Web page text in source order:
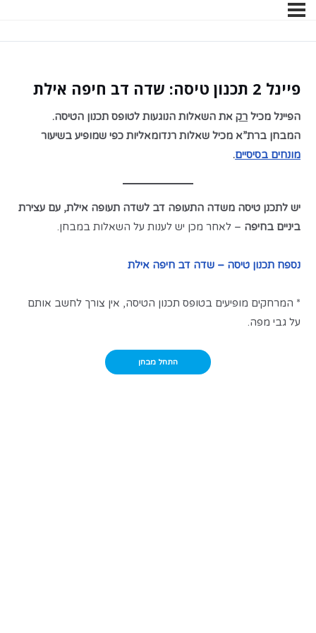
פיינל 2 תכנון טיסה: שדה דב חיפה אילת
הפיינל מכיל רקאת השאלות הנוגעות לטופס תכנון הטיסה.
המבחן ברת”א מכיל שאלות רנדומאליות כפי שמופיע בשיעור
מונחים בסיסיים.
יש לתכנן טיסה משדה התעופה דב לשדה תעופה אילת, עם עצירת
ביניים בחיפה – לאחר מכן יש לענות על השאלות במבחן.
נספח תכנון טיסה – שדה דב חיפה אילת
* המרחקים מופיעים בטופס תכנון הטיסה, אין צורך לחשב אותם
על גבי מפה.